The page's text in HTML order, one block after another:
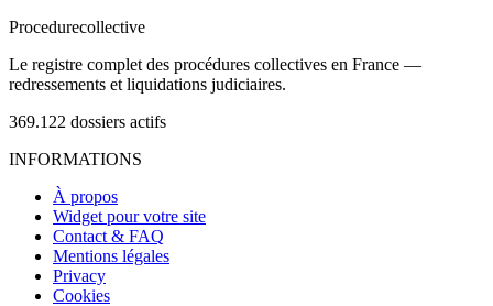
Procedurecollective
Le registre complet des procédures collectives en France —
redressements et liquidations judiciaires.
369.122 dossiers actifs
INFORMATIONS
À propos
Widget pour votre site
Contact & FAQ
Mentions légales
Privacy
Cookies